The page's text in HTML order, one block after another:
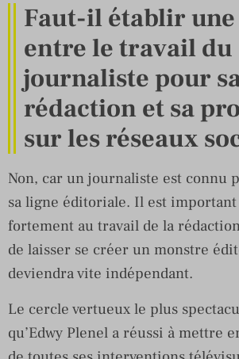
Faut-il établir
entre le travail du
journaliste pour
rédaction et sa
sur les réseaux
Non, car un journaliste est connu
sa ligne éditoriale. Il est important
fortement au travail de la
de laisser se créer un monstre
deviendra vite indépendant.
Le cercle vertueux le plus
qu’Edwy Plenel a réussi à mettre